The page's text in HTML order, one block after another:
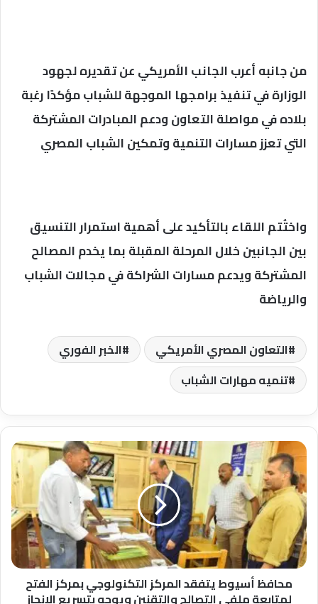
من جانبه أعرب الجانب الأمريكي عن تقديره لجهود
الوزارة في تنفيذ برامجها الموجهة للشباب مؤكدًا رغبة
بلاده في مواصلة التعاون ودعم المبادرات المشتركة
التي تعزز مسارات التنمية وتمكين الشباب المصري
واختُتم اللقاء بالتأكيد على أهمية استمرار التنسيق
بين الجانبين خلال المرحلة المقبلة بما يخدم المصالح
المشتركة ويدعم مسارات الشراكة في مجالات الشباب
والرياضة
التعاون المصري الأمريكي
الخبر الفوري
تنميه مهارات الشباب
محافظ
أسيوط
يتفقد
المركز
التكنولوجي
بمركز
الفتح
لمتابعة
ملفي
التصالح
والتقنين
محافظ أسيوط يتفقد المركز التكنولوجي بمركز الفتح
لمتابعة ملفي التصالح والتقنين ويوجه بتسريع الإنجاز